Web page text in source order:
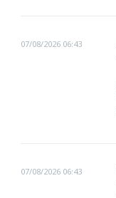
07/08/2026 06:43
07/08/2026 06:43